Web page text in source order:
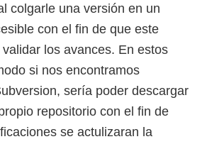
colgarle una versión en un
con el fin de que este
los avances. En estos
si nos encontramos
sería poder descargar
repositorio con el fin de
se actulizaran la